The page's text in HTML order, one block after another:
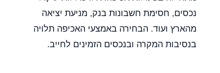
נכסים, חסימת חשבונות בנק, מניעת יציאה
מהארץ ועוד. הבחירה באמצעי האכיפה תלויה
בנסיבות המקרה ובנכסים הזמינים לחייב.